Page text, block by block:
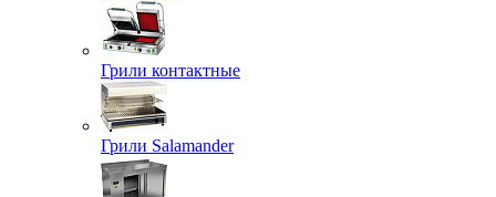
Грили контактные
Грили Salamander